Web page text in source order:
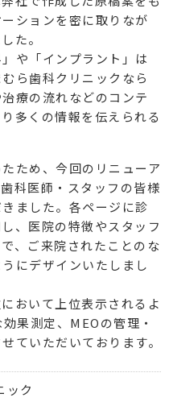
ションを密に取りなが
た。
や「インプラント」は
ら歯科クリニックなら
療の流れなどのコンテ
多くの情報を伝えられる
ため、今回のリニューア
科医師・スタッフの皆様
ました。各ページに診
、医院の特徴やスタッフ
、ご来院されたことのな
にデザインいたしまし
おいて上位表示されるよ
果測定、MEOの管理・
ていただいております。
ック